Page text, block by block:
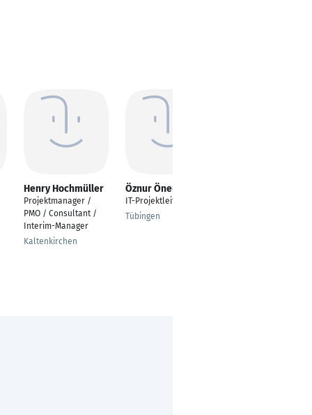
Henry Hochmüller
Projektmanager /
PMO / Consultant /
Interim-Manager
Kaltenkirchen
Öznur Öner
IT-Projektleiter
Tübingen